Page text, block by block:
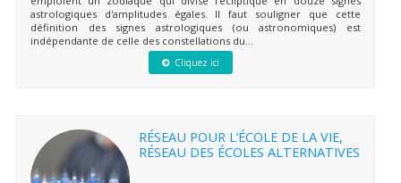
astrologiques d'amplitudes égales. Il faut souligner que cette
définition des signes astrologiques (ou astronomiques) est
indépendante de celle des constellations du...
Cliquez ici
RÉSEAU POUR L’ÉCOLE DE LA VIE,
RÉSEAU DES ÉCOLES ALTERNATIVES